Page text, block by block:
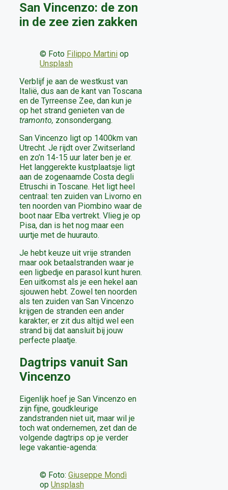
San Vincenzo: de zon
in de zee zien zakken
© Foto Filippo Martini op
Unsplash
Verblijf je aan de westkust van
Italië, dus aan de kant van Toscana
en de Tyrreense Zee, dan kun je
op het strand genieten van de
tramonto, zonsondergang.
San Vincenzo ligt op 1400km van
Utrecht. Je rijdt over Zwitserland
en zo’n 14-15 uur later ben je er.
Het langgerekte kustplaatsje ligt
aan de zogenaamde Costa degli
Etruschi in Toscane. Het ligt heel
centraal: ten zuiden van Livorno en
ten noorden van Piombino waar de
boot naar Elba vertrekt. Vlieg je op
Pisa, dan is het nog maar een
uurtje met de huurauto.
Je hebt keuze uit vrije stranden
maar ook betaalstranden waar je
een ligbedje en parasol kunt huren.
Een uitkomst als je een hekel aan
sjouwen hebt. Zowel ten noorden
als ten zuiden van San Vincenzo
krijgen de stranden een ander
karakter; er zit dus altijd wel een
strand bij dat aansluit bij jouw
perfecte plaatje.
Dagtrips vanuit San
Vincenzo
Eigenlijk hoef je San Vincenzo en
zijn fijne, goudkleurige
zandstranden niet uit, maar wil je
toch wat ondernemen, zet dan de
volgende dagtrips op je verder
lege vakantie-agenda:
© Foto: Giuseppe Mondì
op Unsplash